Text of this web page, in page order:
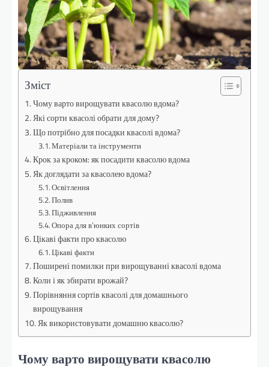
Зміст
Чому варто вирощувати квасолю вдома?
Які сорти квасолі обрати для дому?
Що потрібно для посадки квасолі вдома?
Матеріали та інструменти
Крок за кроком: як посадити квасолю вдома
Як доглядати за квасолею вдома?
Освітлення
Полив
Підживлення
Опора для в’юнких сортів
Цікаві факти про квасолю
Цікаві факти
Поширені помилки при вирощуванні квасолі вдома
Коли і як збирати врожай?
Порівняння сортів квасолі для домашнього
вирощування
Як використовувати домашню квасолю?
Чому варто вирощувати квасолю